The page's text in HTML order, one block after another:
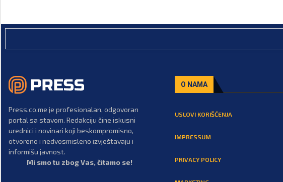
Press.co.me je profesionalan, odgovoran
portal sa stavom. Redakciju čine iskusni
urednici i novinari koji beskompromisno,
otvoreno i nedvosmisleno izvještavaju i
informišu javnost.
Mi smo tu zbog Vas, čitamo se!
O NAMA
USLOVI KORIŠĆENJA
IMPRESSUM
PRIVACY POLICY